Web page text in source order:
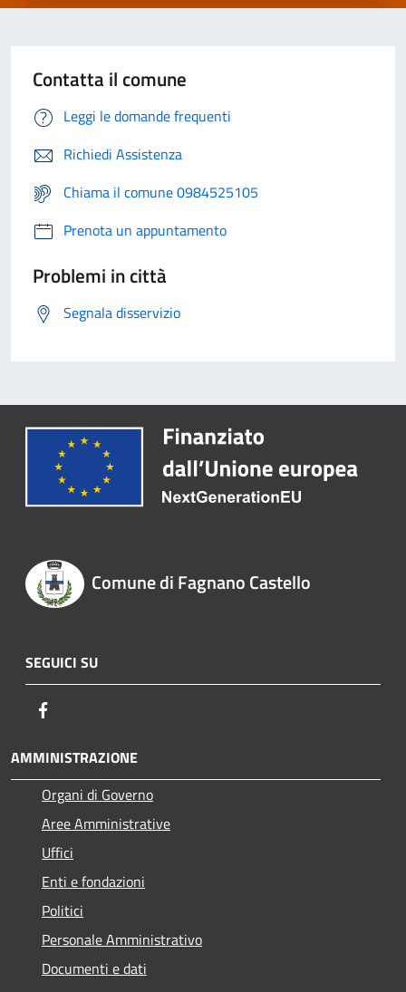
Contatta il comune
Leggi le domande frequenti
Richiedi Assistenza
Chiama il comune 0984525105
Prenota un appuntamento
Problemi in città
Segnala disservizio
Comune di Fagnano Castello
SEGUICI SU
AMMINISTRAZIONE
Organi di Governo
Aree Amministrative
Uffici
Enti e fondazioni
Politici
Personale Amministrativo
Documenti e dati